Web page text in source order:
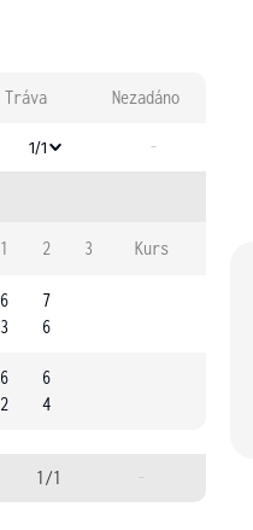
Tráva Nezadáno
1/1 -
1 2 3 Kurs
6
3
7
6
6
2
6
4
1/1 -